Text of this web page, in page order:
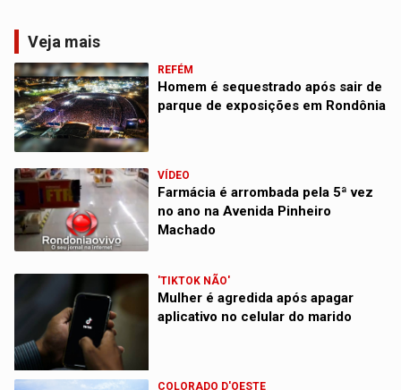
Veja mais
REFÉM
Homem é sequestrado após sair de
parque de exposições em Rondônia
VÍDEO
Farmácia é arrombada pela 5ª vez
no ano na Avenida Pinheiro
Machado
'TIKTOK NÃO'
Mulher é agredida após apagar
aplicativo no celular do marido
COLORADO D'OESTE